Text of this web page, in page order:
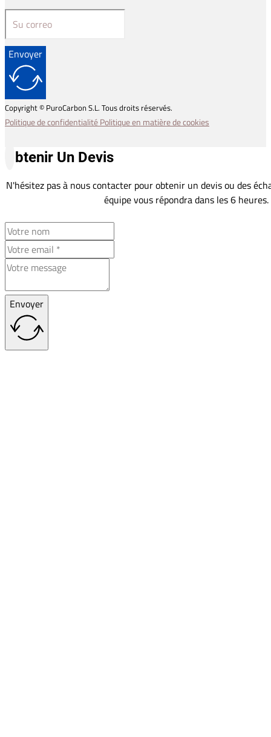
Envoyer
Copyright © PuroCarbon S.L. Tous droits réservés.
Politique de confidentialitéPolitique en matière de cookies
Obtenir Un Devis
N'hésitez pas à nous contacter pour obtenir un devis ou des
équipe vous répondra dans les 6 heures.
Envoyer